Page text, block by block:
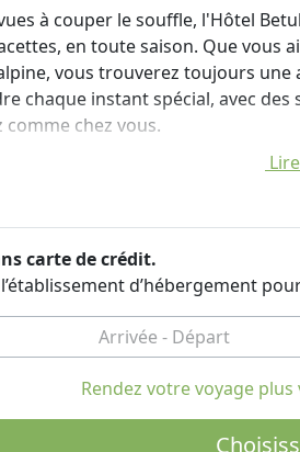
à couper le souffle, l'Hôtel
en toute saison. Que vous
vous trouverez toujours une
chaque instant spécial, avec
comme chez vous.
de l'Hôtel Betulla a été
fonctionnalité. Les chambres
la montagne, d'un lit double,
courtoisie, d'un bureau, d'une
détail a été choisi pour vous
spectacle des Dolomites se
Betulla commence par un
les palais. Vous pourrez
carte de crédit.
d’hébergement
Rendez votre voyage